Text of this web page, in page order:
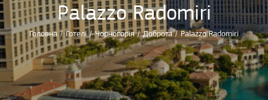
Palazzo Radomiri
Головна / Готелі / Чорногорія / Доброта / Palazzo Radomiri